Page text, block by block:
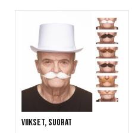
Viikset, suorat